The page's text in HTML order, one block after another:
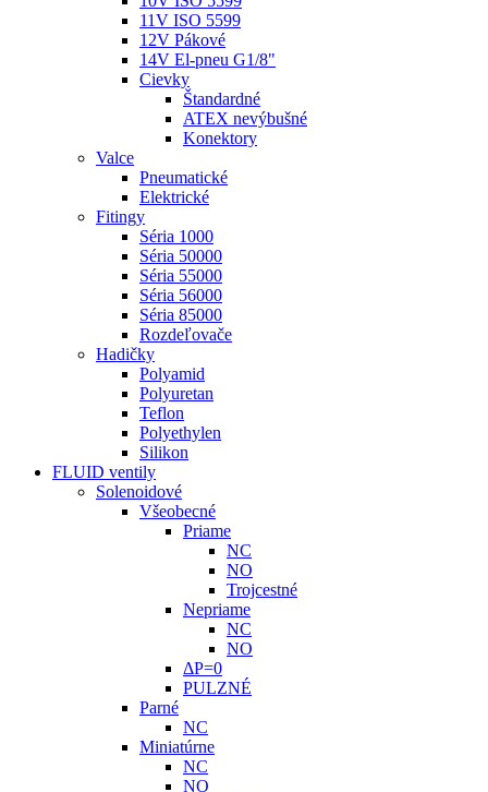
11V ISO 5599
12V Pákové
14V El-pneu G1/8"
Cievky
Štandardné
ATEX nevýbušné
Konektory
Valce
Pneumatické
Elektrické
Fitingy
Séria 1000
Séria 50000
Séria 55000
Séria 56000
Séria 85000
Rozdeľovače
Hadičky
Polyamid
Polyuretan
Teflon
Polyethylen
Silikon
FLUID ventily
Solenoidové
Všeobecné
Priame
NC
NO
Trojcestné
Nepriame
NC
NO
ΔP=0
PULZNÉ
Parné
NC
Miniatúrne
NC
NO